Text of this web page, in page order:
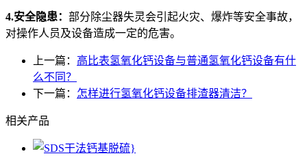
4.安全隐患： 部分除尘器失灵会引起火灾、爆炸等安全事故，
对操作人员及设备造成一定的危害。
上一篇： 高比表氢氧化钙设备与普通氢氧化钙设备有什
么不同？
下一篇： 怎样进行氢氧化钙设备排渣器清洁？
相关产品